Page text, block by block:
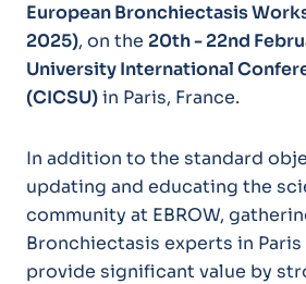
European Bronchiectasis
2025), on the 20th - 22nd
University International
(CICSU)in Paris, France.
In addition to the standard
updating and educating the
community at EBROW,
Bronchiectasis experts in
provide significant value by